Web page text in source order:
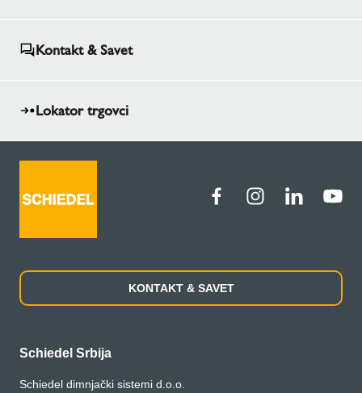
Kontakt & Savet
Lokator trgovci
KONTAKT & SAVET
Schiedel Srbija
Schiedel dimnjački sistemi d.o.o.